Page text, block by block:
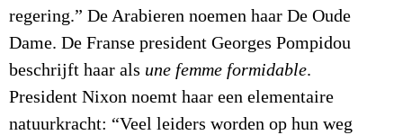
regering.” De Arabieren noemen haar De Oude
Dame. De Franse president Georges Pompidou
beschrijft haar als une femme formidable.
President Nixon noemt haar een elementaire
natuurkracht: “Veel leiders worden op hun weg